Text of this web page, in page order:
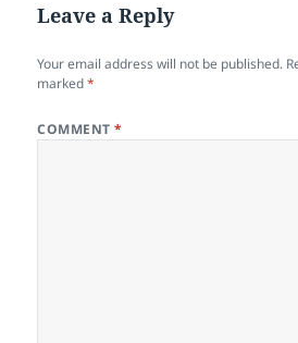
Leave a Reply
Your email address will not be published.
marked*
COMMENT*